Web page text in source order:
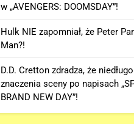
w „AVENGERS: DOOMSDAY”!
Hulk NIE zapomniał, że Peter
Man?!
D.D. Cretton zdradza, że
znaczenia sceny po napisach
BRAND NEW DAY”!